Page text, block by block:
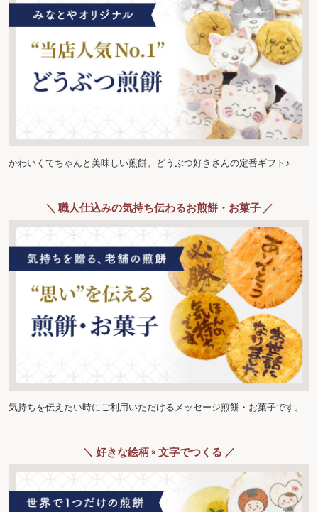
かわいくてちゃんと美味しい煎餅。どうぶつ好きさんの定番ギフト♪
＼ 職人仕込みの気持ち伝わるお煎餅・お菓子 ／
気持ちを伝えたい時にご利用いただけるメッセージ煎餅・お菓子です。
＼ 好きな絵柄 × 文字でつくる ／